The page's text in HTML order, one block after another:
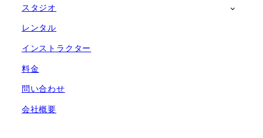
スタジオ
レンタル
インストラクター
料金
問い合わせ
会社概要